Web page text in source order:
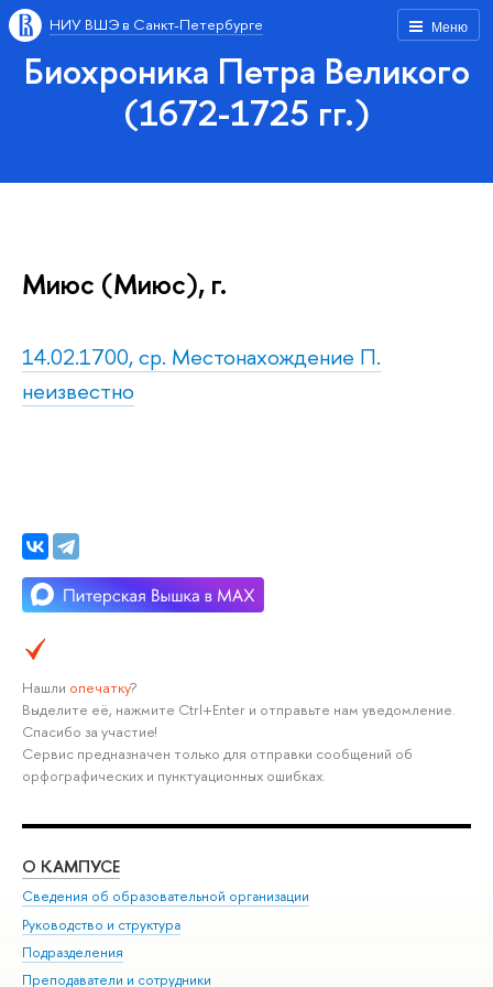
Меню
НИУ ВШЭ в Санкт-Петербурге
Биохроника Петра Великого
(1672-1725 гг.)
Миюс (Миюс), г.
14.02.1700, ср. Местонахождение П.
неизвестно
Нашли опечатку?
Выделите её, нажмите Ctrl+Enter и отправьте нам уведомление.
Спасибо за участие!
Сервис предназначен только для отправки сообщений об
орфографических и пунктуационных ошибках.
О КАМПУСЕ
Сведения об образовательной организации
Руководство и структура
Подразделения
Преподаватели и сотрудники